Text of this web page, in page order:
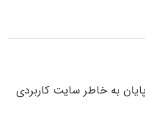
به خاطر سایت کاربردی